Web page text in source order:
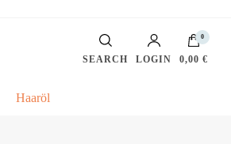
SEARCH LOGIN
0
0,00 €
Haaröl